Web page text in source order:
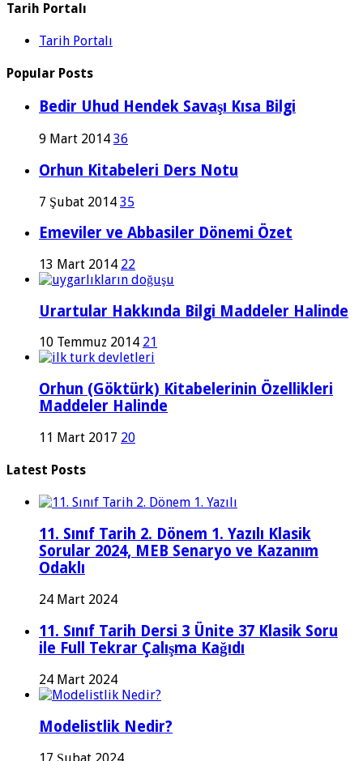
Tarih Portalı
Tarih Portalı
Popular Posts
Bedir Uhud Hendek Savaşı Kısa Bilgi
9 Mart 2014 36
Orhun Kitabeleri Ders Notu
7 Şubat 2014 35
Emeviler ve Abbasiler Dönemi Özet
13 Mart 2014 22
Urartular Hakkında Bilgi Maddeler Halinde
10 Temmuz 2014 21
Orhun (Göktürk) Kitabelerinin Özellikleri
Maddeler Halinde
11 Mart 2017 20
Latest Posts
11. Sınıf Tarih 2. Dönem 1. Yazılı Klasik
Sorular 2024, MEB Senaryo ve Kazanım
Odaklı
24 Mart 2024
11. Sınıf Tarih Dersi 3 Ünite 37 Klasik Soru
ile Full Tekrar Çalışma Kağıdı
24 Mart 2024
Modelistlik Nedir?
17 Şubat 2024